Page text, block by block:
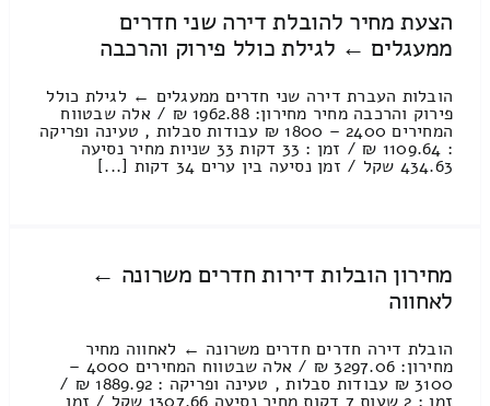
הצעת מחיר להובלת דירה שני חדרים
ממעגלים ← לגילת כולל פירוק והרכבה
הובלות העברת דירה שני חדרים ממעגלים ← לגילת כולל
פירוק והרכבה מחיר מחירון: 1962.88 ₪ / אלה שבטווח
המחירים 2400 – 1800 ₪ עבודות סבלות , טעינה ופריקה
: 1109.64 ₪ / זמן : 33 דקות 33 שניות מחיר נסיעה
434.63 שקל / זמן נסיעה בין ערים 34 דקות [...]
מחירון הובלות דירות חדרים משרונה ←
לאחווה
הובלת דירה חדרים חדרים משרונה ← לאחווה מחיר
מחירון: 3297.06 ₪ / אלה שבטווח המחירים 4000 –
3100 ₪ עבודות סבלות , טעינה ופריקה : 1889.92 ₪ /